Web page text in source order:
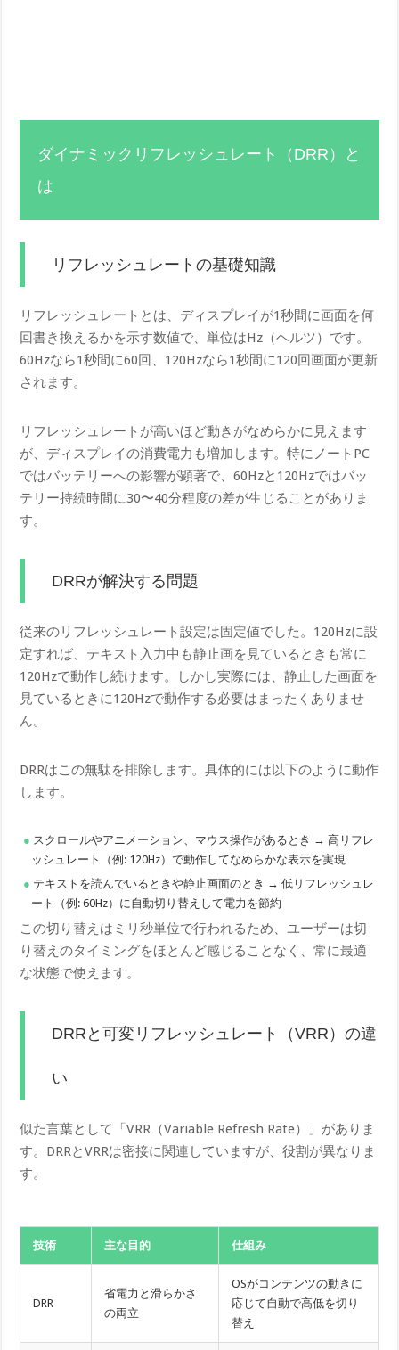
ダイナミックリフレッシュレート（DRR）と
は
リフレッシュレートの基礎知識
リフレッシュレートとは、ディスプレイが1秒間に画面を何
回書き換えるかを示す数値で、単位はHz（ヘルツ）です。
60Hzなら1秒間に60回、120Hzなら1秒間に120回画面が更新
されます。
リフレッシュレートが高いほど動きがなめらかに見えます
が、ディスプレイの消費電力も増加します。特にノートPC
ではバッテリーへの影響が顕著で、60Hzと120Hzではバッ
テリー持続時間に30〜40分程度の差が生じることがありま
す。
DRRが解決する問題
従来のリフレッシュレート設定は固定値でした。120Hzに設
定すれば、テキスト入力中も静止画を見ているときも常に
120Hzで動作し続けます。しかし実際には、静止した画面を
見ているときに120Hzで動作する必要はまったくありませ
ん。
DRRはこの無駄を排除します。具体的には以下のように動作
します。
スクロールやアニメーション、マウス操作があるとき → 高リフレ
ッシュレート（例: 120Hz）で動作してなめらかな表示を実現
テキストを読んでいるときや静止画面のとき → 低リフレッシュレ
ート（例: 60Hz）に自動切り替えして電力を節約
この切り替えはミリ秒単位で行われるため、ユーザーは切
り替えのタイミングをほとんど感じることなく、常に最適
な状態で使えます。
DRRと可変リフレッシュレート（VRR）の違
い
似た言葉として「VRR（Variable Refresh Rate）」がありま
す。DRRとVRRは密接に関連していますが、役割が異なりま
す。
技術 主な目的 仕組み
DRR
省電力と滑らかさ
の両立
OSがコンテンツの動きに
応じて自動で高低を切り
替え